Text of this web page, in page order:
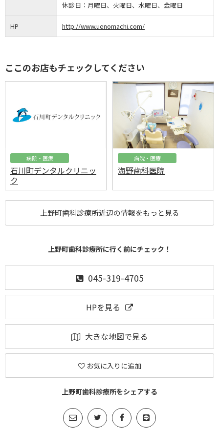
休診日： 月曜日、火曜日、水曜日、金曜日
HP http://www.uenomachi.com/
ここのお店もチェックしてください
病院・医療
石川町デンタルクリニッ
ク
病院・医療
海野歯科医院
上野町歯科診療所近辺の情報をもっと見る
上野町歯科診療所に行く前にチェック！
045-319-4705
HPを見る
大きな地図で見る
お気に入りに追加
上野町歯科診療所をシェアする